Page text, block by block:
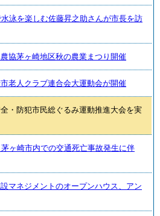
泳を楽しむ佐藤昇之助さんが市長を訪
協茅ヶ崎地区秋の農業まつり開催
老人クラブ連合会大運動会が開催
・防犯市民総ぐるみ運動推進大会を実
ヶ崎市内での交通死亡事故発生に伴
マネジメントのオープンハウス、アン